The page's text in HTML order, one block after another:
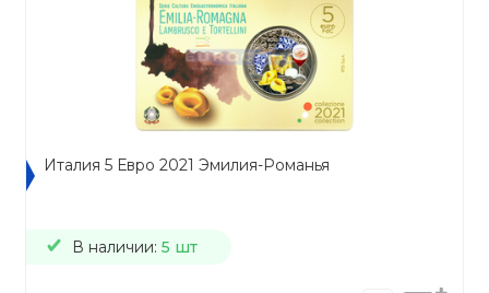
Италия 5 Евро 2021 Эмилия-Романья
В наличии: 5 шт